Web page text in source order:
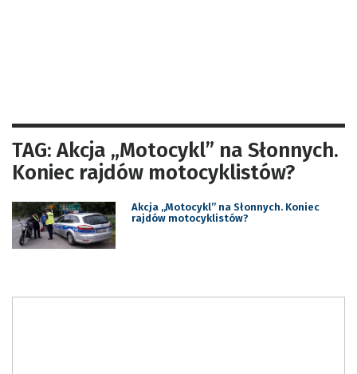
TAG: Akcja „Motocykl” na Słonnych.
Koniec rajdów motocyklistów?
Akcja „Motocykl” na Słonnych. Koniec
rajdów motocyklistów?